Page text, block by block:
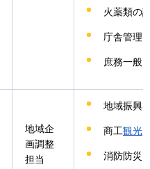
火薬類の
庁舎管理
庶務一般
地域企
画調整
担当
地域振興
商工観光
消防防災